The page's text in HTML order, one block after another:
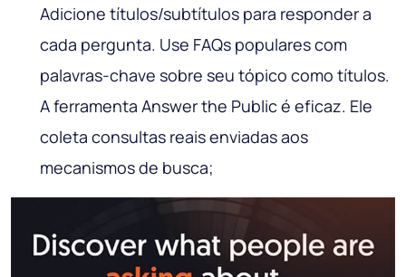
Adicione títulos/subtítulos para responder a
cada pergunta. Use FAQs populares com
palavras-chave sobre seu tópico como títulos.
A ferramenta Answer the Public é eficaz. Ele
coleta consultas reais enviadas aos
mecanismos de busca;